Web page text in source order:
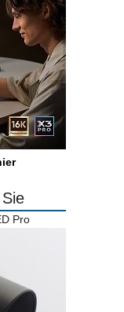
Pro